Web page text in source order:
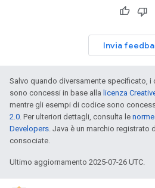
Invia
Salvo quando diversamente specificato, i
sono concessi in base alla licenza
mentre gli esempi di codice sono
2.0. Per ulteriori dettagli, consulta le
Developers. Java è un marchio registrato
consociate.
Ultimo aggiornamento 2025-07-26 UTC.